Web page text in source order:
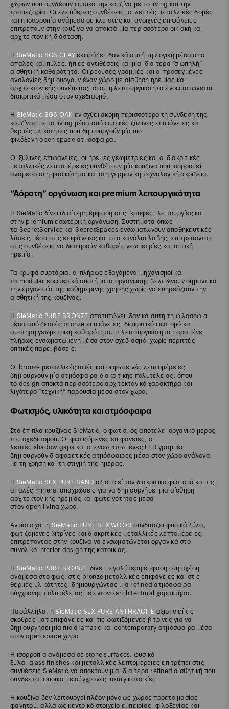
χώρων που συνδέουν φυσικά την κουζίνα με το living και την
τραπεζαρία. Οι ελεύθερες συνθέσεις, οι λεπτές μεταλλικές δομές
και η ισορροπία ανάμεσα σε κλειστές και ανοιχτές επιφάνειες
επιτρέπουν στην κουζίνα να αποκτά μία περισσότερο οικιακή και
αρχιτεκτονική διάσταση.
Η SieMatic SG6 CLAYεκφράζει ιδανικά αυτή τη λογική μέσα από
απαλές καμπύλες, ήπιες αντιθέσεις και μία ιδιαίτερα “σιωπηλή”
αισθητική καθαρότητα. Οι ρέουσες γραμμές και οι προσεγμένες
αναλογίες δημιουργούν έναν χώρο με αίσθηση ηρεμίας και
αρχιτεκτονικής συνέπειας, όπου η λειτουργικότητα ενσωματώνεται
διακριτικά μέσα στον σχεδιασμό.
Η SieMatic SG6 OAK ενισχύει ακόμη περισσότερο τη σύνδεση της
κουζίνας με το living μέσα από φυσικές ξύλινες επιφάνειες και
θερμές υλικότητες που δημιουργούν μία πιο
φιλόξενη open space ατμόσφαιρα.
Οι ξύλινες επιφάνειες, οι ήρεμες γεωμετρίες και οι διακριτικές
μεταλλικές λεπτομέρειες συνθέτουν μία κουζίνα που ισορροπεί
ανάμεσα στη φυσικότητα και στη γερμανική τεχνολογική ακρίβεια.
“Αόρατη” οργάνωση και premium λειτουργικότητα
Η SieMatic δίνει ιδιαίτερη έμφαση στις “κρυφές” λειτουργίες και
στην premium εσωτερική οργάνωση. Συστήματα όπως
τα SecretService και SecretSpaces ενσωματώνουν αποθηκευτικές
λύσεις μέσα στις επιφάνειες και στα κανάλια λαβής, επιτρέποντας
στις συνθέσεις να διατηρούν καθαρές γεωμετρίες και οπτική
ηρεμία.
Τα κρυφά συρτάρια, οι πλήρως εξαγόμενοι μηχανισμοί και
τα modular εσωτερικά συστήματα οργάνωσης βελτιώνουν σημαντικά
την εργονομία της καθημερινής χρήσης χωρίς να επηρεάζουν την
αισθητική της κουζίνας.
Η SieMatic PURE BRONZE αποτυπώνει ιδανικά αυτή τη φιλοσοφία
μέσα από ζεστές bronze επιφάνειες, διακριτικό φωτισμό και
αυστηρή γεωμετρική καθαρότητα. Η λειτουργικότητα παραμένει
πλήρως ενσωματωμένη μέσα στον σχεδιασμό, χωρίς περιττές
οπτικές παρεμβάσεις.
Οι bronze μεταλλικές υφές και οι φωτεινές λεπτομέρειες
δημιουργούν μία ατμόσφαιρα διακριτικής πολυτέλειας, όπου
το design αποκτά περισσότερο αρχιτεκτονικό χαρακτήρα και
λιγότερο “τεχνική” παρουσία μέσα στον χώρο.
Φωτισμός, υλικότητα και ατμόσφαιρα
Στα έπιπλα κουζίνας SieMatic, ο φωτισμός αποτελεί οργανικό μέρος
του σχεδιασμού. Οι φωτιζόμενες επιφάνειες, οι
λεπτές shadow gaps και οι ενσωματωμένες LED γραμμές
δημιουργούν διαφορετικές ατμόσφαιρες μέσα στον χώρο ανάλογα
με τη χρήση και τη στιγμή της ημέρας.
Η SieMatic SLX PURE SAND αξιοποιεί τον διακριτικό φωτισμό και τις
απαλές mineral αποχρώσεις για να δημιουργήσει μία αίσθηση
αρχιτεκτονικής ηρεμίας και φωτεινότητας μέσα
στον open living χώρο.
Αντίστοιχα, η SieMatic PURE SLX WOOD συνδυάζει φυσικά ξύλα,
φωτιζόμενες βιτρίνες και διακριτικές μεταλλικές λεπτομέρειες,
επιτρέποντας στην κουζίνα να ενσωματώνεται οργανικά στο
συνολικό interior design της κατοικίας.
Η SieMatic PURE BRONZE δίνει μεγαλύτερη έμφαση στη σχέση
ανάμεσα στο φως, στις bronze μεταλλικές επιφάνειες και στις
θερμές υλικότητες, δημιουργώντας μία refined ατμόσφαιρα
σύγχρονης πολυτέλειας με έντονο architectural χαρακτήρα.
Παράλληλα, η SieMatic SLX PURE ANTHRACITE αξιοποιεί τις
σκούρες ματ επιφάνειες και τις φωτιζόμενες βιτρίνες για να
δημιουργήσει μία πιο dramatic και contemporary ατμόσφαιρα μέσα
στον open space χώρο.
Η ισορροπία ανάμεσα σε stone surfaces, φυσικά
ξύλα, glass finishes και μεταλλικές λεπτομέρειες επιτρέπει στις
συνθέσεις SieMatic να αποκτούν μία ιδιαίτερα refined αισθητική που
συνδέεται φυσικά με σύγχρονες luxury κατοικίες.
Η κουζίνα δεν λειτουργεί πλέον μόνο ως χώρος προετοιμασίας
φαγητού, αλλά ως κεντρικό στοιχείο εμπειρίας, φιλοξενίας και